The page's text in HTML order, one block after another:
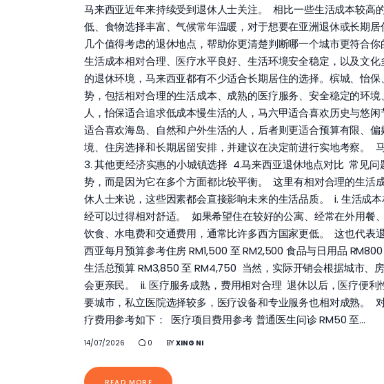
马来西亚近年来持续受到退休人士关注。 相比一些生活成本较高
低、食物选择丰富、气候常年温暖，对于想要在亚洲退休或长期
几个值得考虑的退休地点，帮助你更清楚判断哪一个城市更符合
生活成本相对合理、医疗水平良好、生活环境安全稳定，以及文
的退休环境，马来西亚都有不少适合长期居住的选择。槟城、怡
势，包括相对合理的生活成本、成熟的医疗服务、安全稳定的环
人，怡保适合追求低成本慢生活的人，马六甲适合喜欢历史与悠
适合喜欢海岛、自然和户外生活的人，后者则更适合预算有限、
境、住房选择和长期居留安排，并建议在决定前进行实地考察。
3. 其他更经济实惠的小城镇选择 4.马来西亚退休地点对比 常见
势，而是因为它在多个方面都比较平衡。 这里有相对合理的生
休人士来说，这些因素都会直接影响未来的生活品质。 i. 生活成
经可以过得相对舒适。 如果希望住在较好的公寓、经常在外用餐
饮食、水电费和交通费用，通常比许多西方国家更低。 这也代
西亚每月预算参考住房 RM1,500 至 RM2,500 食品与日用品
生活总预算 RM3,850 至 RM4,750 当然，实际开销会根据城市、
会更亲民。 ii. 医疗服务成熟，费用相对合理 退休以后，医疗便
要城市，私立医院选择较多，医疗设备和专业服务也相对成熟。
疗费用参考如下： 医疗项目费用参考 普通医生问诊 RM50 至…
14/07/2026 0 BY XING NI